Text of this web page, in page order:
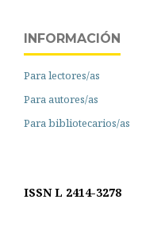
INFORMACIÓN
Para lectores/as
Para autores/as
Para bibliotecarios/as
ISSN L 2414-3278